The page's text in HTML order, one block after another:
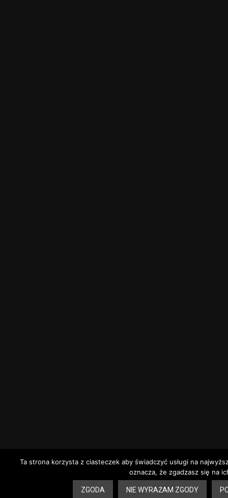
Ta strona korzysta z ciasteczek aby świadczyć usługi na
oznacza, że zgadzasz się na
ZGODA NIE WYRAŻAM ZGODY